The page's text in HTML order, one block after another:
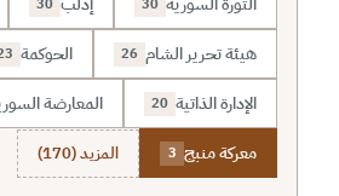
هيئة تحرير الشام 26 الحوكمة
الإدارة الذاتية 20 المعارضة
معركة منبج 3 المزيد (170)